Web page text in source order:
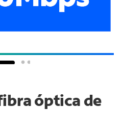
óptica de